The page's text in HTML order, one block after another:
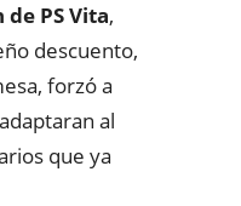
PS Vita,
descuento,
forzó a
al
que ya